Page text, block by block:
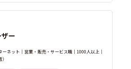
ー
ーネット｜営業・販売・サービス職｜1000人以上｜